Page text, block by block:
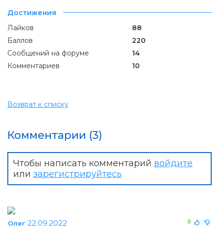
Достижения
Лайков
88
Баллов
220
Сообщений на форуме
14
Комментариев
10
Возврат к списку
Комментарии (3)
Чтобы написать комментарий войдите
или зарегистрируйтесь
0
Олег 22.09.2022